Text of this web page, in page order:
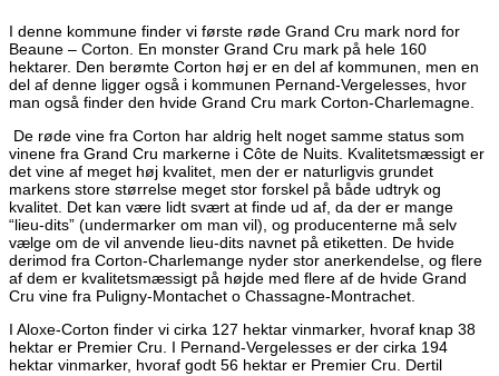
I denne kommune finder vi første røde Grand Cru mark nord for
Beaune – Corton. En monster Grand Cru mark på hele 160
hektarer. Den berømte Corton høj er en del af kommunen, men en
del af denne ligger også i kommunen Pernand-Vergelesses, hvor
man også finder den hvide Grand Cru mark Corton-Charlemagne.
De røde vine fra Corton har aldrig helt noget samme status som
vinene fra Grand Cru markerne i Côte de Nuits. Kvalitetsmæssigt er
det vine af meget høj kvalitet, men der er naturligvis grundet
markens store størrelse meget stor forskel på både udtryk og
kvalitet. Det kan være lidt svært at finde ud af, da der er mange
“lieu-dits” (undermarker om man vil), og producenterne må selv
vælge om de vil anvende lieu-dits navnet på etiketten. De hvide
derimod fra Corton-Charlemange nyder stor anerkendelse, og flere
af dem er kvalitetsmæssigt på højde med flere af de hvide Grand
Cru vine fra Puligny-Montachet o Chassagne-Montrachet.
I Aloxe-Corton finder vi cirka 127 hektar vinmarker, hvoraf knap 38
hektar er Premier Cru. I Pernand-Vergelesses er der cirka 194
hektar vinmarker, hvoraf godt 56 hektar er Premier Cru. Dertil